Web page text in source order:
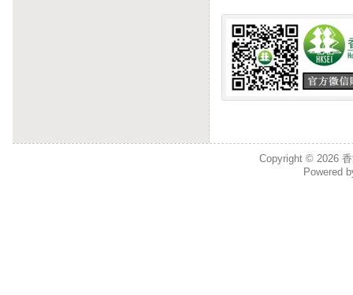
Copyright © 2026
Powered